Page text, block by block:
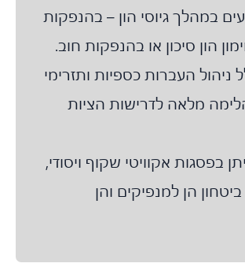
גיוסי הון – בהנפקות
סיכון או בהנפקות חוב.
העברות כספיות ותזרימי
מלאה לדרישות הציות
אקוויטי שקוף ויסודי,
הן למנפיקים והן